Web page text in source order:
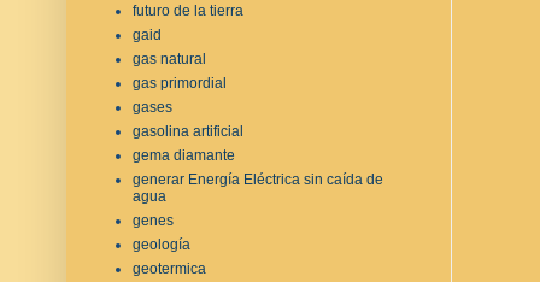
futuro de la tierra
gaid
gas natural
gas primordial
gases
gasolina artificial
gema diamante
generar Energía Eléctrica sin caída de
agua
genes
geología
geotermica